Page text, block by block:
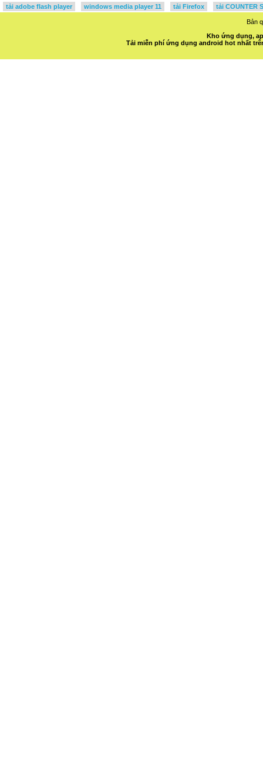
tải adobe flash player
windows media player 11 tải Firefox tải COUNTER
Bản
Kho ứng dụng,
Tải miễn phí ứng dụng android hot nhất